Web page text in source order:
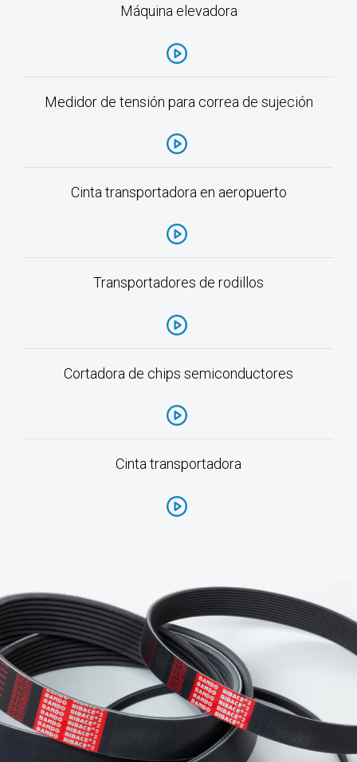
Máquina elevadora
Medidor de tensión para correa de sujeción
Cinta transportadora en aeropuerto
Transportadores de rodillos
Cortadora de chips semiconductores
Cinta transportadora